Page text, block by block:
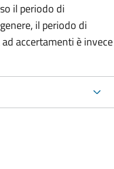
il periodo di
il periodo di
accertamenti è invece